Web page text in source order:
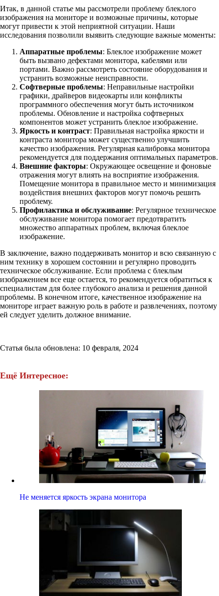
Итак, в данной статье мы рассмотрели проблему блеклого
изображения на мониторе и возможные причины, которые
могут привести к этой неприятной ситуации. Наши
исследования позволили выявить следующие важные моменты:
Аппаратные проблемы: Блеклое изображение может
быть вызвано дефектами монитора, кабелями или
портами. Важно рассмотреть состояние оборудования и
устранить возможные неисправности.
Софтверные проблемы: Неправильные настройки
графики, драйверов видеокарты или конфликты
программного обеспечения могут быть источником
проблемы. Обновление и настройка софтверных
компонентов может устранить блеклое изображение.
Яркость и контраст: Правильная настройка яркости и
контраста монитора может существенно улучшить
качество изображения. Регулярная калибровка монитора
рекомендуется для поддержания оптимальных параметров.
Внешние факторы: Окружающее освещение и фоновые
отражения могут влиять на восприятие изображения.
Помещение монитора в правильное место и минимизация
воздействия внешних факторов могут помочь решить
проблему.
Профилактика и обслуживание: Регулярное техническое
обслуживание монитора помогает предотвратить
множество аппаратных проблем, включая блеклое
изображение.
В заключение, важно поддерживать монитор и всю связанную с
ним технику в хорошем состоянии и регулярно проводить
техническое обслуживание. Если проблема с блеклым
изображением все еще остается, то рекомендуется обратиться к
специалистам для более глубокого анализа и решения данной
проблемы. В конечном итоге, качественное изображение на
мониторе играет важную роль в работе и развлечениях, поэтому
ей следует уделить должное внимание.
Статья была обновлена: 10 февраля, 2024
Ещё Интересное:
Не меняется яркость экрана монитора